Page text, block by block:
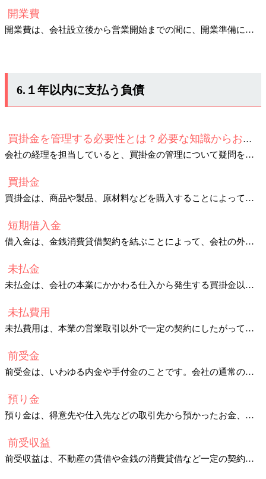
開業費
開業費は、会社設立後から営業開始までの間に、開業準備にかかった費用のことをいいます。
6.１年以内に支払う負債
買掛金を管理する必要性とは？必要な知識からおすすめ方法までを紹介
会社の経理を担当していると、買掛金の管理について疑問を持つ事もあるでしょう。
買掛金
買掛金は、商品や製品、原材料などを購入することによって生じる、仕入先に対する未払いの債務です。
短期借入金
借入金は、金銭消費貸借契約を結ぶことによって、会社の外部からお金を借りたときの債務です。
未払金
未払金は、会社の本業にかかわる仕入から発生する買掛金以外の債務で、モノやサービスを購入したときの代金未払い分を処理するときに使います。
未払費用
未払費用は、本業の営業取引以外で一定の契約にしたがって継続した役務提供を受けるとき、期末までに提供を受けた
前受金
前受金は、いわゆる内金や手付金のことです。会社の通常の営業取引にかかる商品や製品の引き渡し、工事請負、その他
預り金
預り金は、得意先や仕入先などの取引先から預かったお金、個人事業主や社員の報酬・給与から
前受収益
前受収益は、不動産の賃借や金銭の消費貸借など一定の契約にしたがい、継続した役務提供をおこなう